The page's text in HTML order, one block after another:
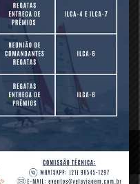
All Rights Reserved.